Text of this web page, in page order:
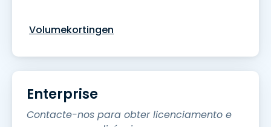
Volumekortingen
Enterprise
Contacte-nos para obter licenciamento e